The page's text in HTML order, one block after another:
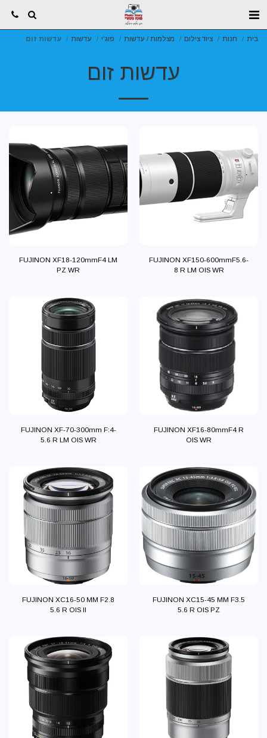
בית חנות ציוד צילום מצלמות / עדשות פוג'י עדשות עדשות זום
עדשות זום
FUJINON XF150-600mmF5.6-
8 R LM OIS WR
FUJINON XF18-120mmF4 LM
PZ WR
FUJINON XF16-80mmF4 R
OIS WR
FUJINON XF-70-300mm F:4-
5.6 R LM OIS WR
FUJINON XC15-45 MM F3.5
5.6 R OIS PZ
FUJINON XC16-50 MM F2.8
5.6 R OIS II